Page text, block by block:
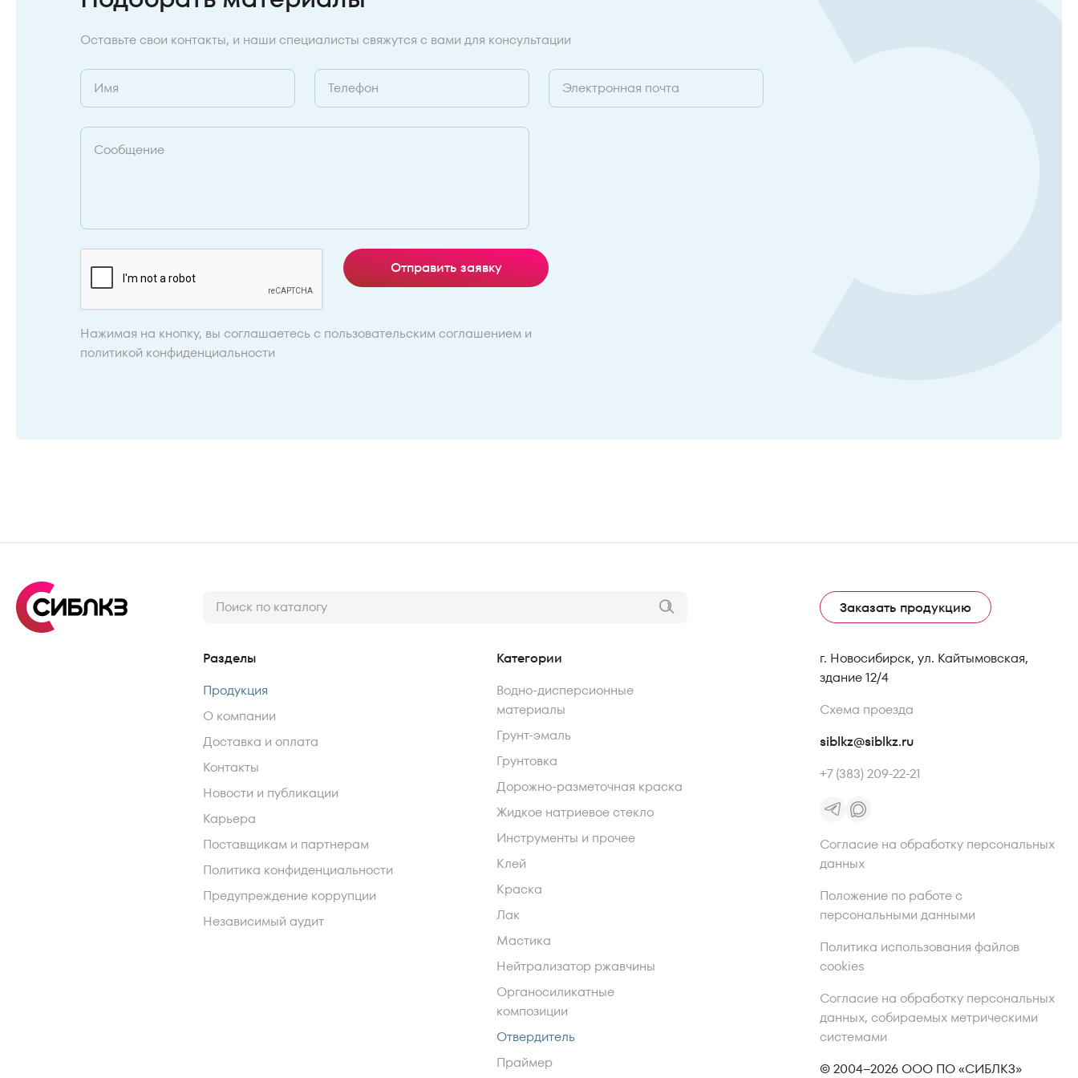
Оставьте свои контакты, и наши специалисты свяжутся с вами для консультации
Отправить заявку
Нажимая на кнопку, вы соглашаетесь с пользовательским соглашением и
политикой конфиденциальности
Разделы
Продукция
О компании
Доставка и оплата
Контакты
Новости и публикации
Карьера
Поставщикам и партнерам
Политика конфиденциальности
Предупреждение коррупции
Независимый аудит
Категории
Водно-дисперсионные
материалы
Грунт-эмаль
Грунтовка
Дорожно-разметочная краска
Жидкое натриевое стекло
Инструменты и прочее
Клей
Краска
Лак
Мастика
Нейтрализатор ржавчины
Органосиликатные
композиции
Отвердитель
Праймер
Заказать продукцию
г. Новосибирск, ул. Кайтымовская,
здание 12/4
Схема проезда
siblkz@siblkz.ru
+7 (383) 209-22-21
Согласие на обработку персональных
данных
Положение по работе с
персональными данными
Политика использования файлов
cookies
Согласие на обработку персональных
данных, собираемых метрическими
системами
© 2004–2026 ООО ПО «СИБЛКЗ»